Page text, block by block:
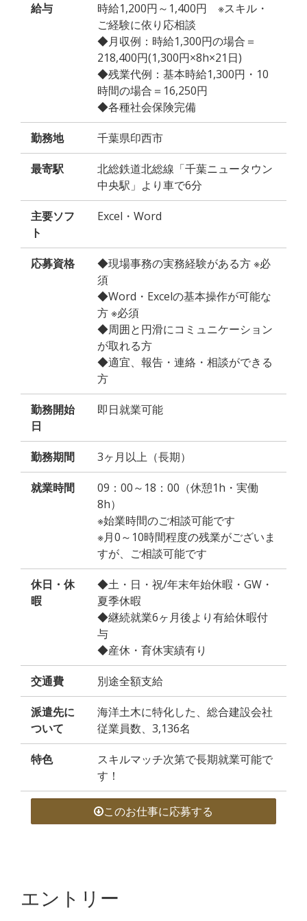
給与
時給1,200円～1,400円 ※スキル・
ご経験に依り応相談
◆月収例：時給1,300円の場合＝
218,400円(1,300円×8h×21日)
◆残業代例：基本時給1,300円・10
時間の場合＝16,250円
◆各種社会保険完備
勤務地 千葉県印西市
最寄駅
北総鉄道北総線「千葉ニュータウン
中央駅」より車で6分
主要ソフ
ト
Excel・Word
応募資格
◆現場事務の実務経験がある方 ※必
須
◆Word・Excelの基本操作が可能な
方 ※必須
◆周囲と円滑にコミュニケーション
が取れる方
◆適宜、報告・連絡・相談ができる
方
勤務開始
日
即日就業可能
勤務期間 3ヶ月以上（長期）
就業時間
09：00～18：00（休憩1h・実働
8h）
※始業時間のご相談可能です
※月0～10時間程度の残業がございま
すが、ご相談可能です
休日・休
暇
◆土・日・祝/年末年始休暇・GW・
夏季休暇
◆継続就業6ヶ月後より有給休暇付
与
◆産休・育休実績有り
交通費 別途全額支給
派遣先に
ついて
海洋土木に特化した、総合建設会社
従業員数、3,136名
特色
スキルマッチ次第で長期就業可能で
す！
このお仕事に応募する
エントリー